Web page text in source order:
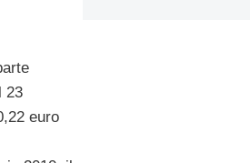
23
euro